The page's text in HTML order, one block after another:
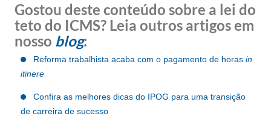
Gostou deste conteúdo sobre a lei do
teto do ICMS? Leia outros artigos em
nosso blog:
Reforma trabalhista acaba com o pagamento de horas in
itinere
Confira as melhores dicas do IPOG para uma transição
de carreira de sucesso